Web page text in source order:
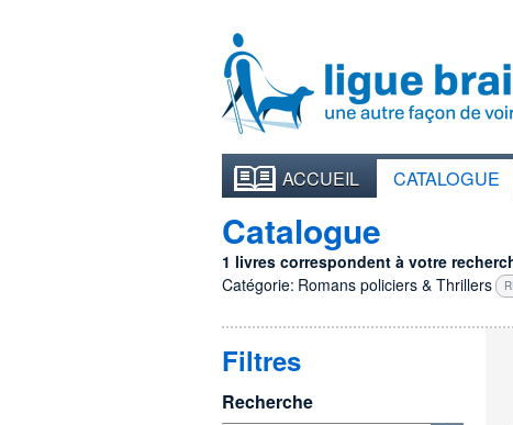
ACCUEIL CATALOGUE
Catalogue
1 livres correspondent à votre
Catégorie: Romans policiers & Thrillers
Filtres
Recherche